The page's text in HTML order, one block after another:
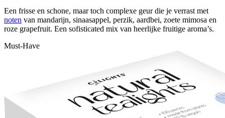
Een frisse en schone, maar toch complexe geur die je verrast met
noten van mandarijn, sinaasappel, perzik, aardbei, zoete mimosa en
roze grapefruit. Een sofisticated mix van heerlijke fruitige aroma’s.
Must-Have